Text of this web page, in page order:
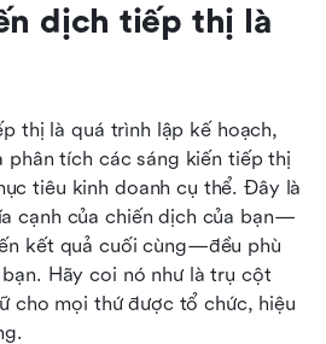
dịch tiếp thị là
thị là quá trình lập kế hoạch,
phân tích các sáng kiến tiếp thị
tiêu kinh doanh cụ thể. Đây là
cạnh của chiến dịch của bạn—
kết quả cuối cùng—đều phù
Hãy coi nó như là trụ cột
cho mọi thứ được tổ chức, hiệu